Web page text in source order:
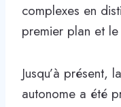
complexes en
premier plan et
Jusqu’à présent,
autonome a été